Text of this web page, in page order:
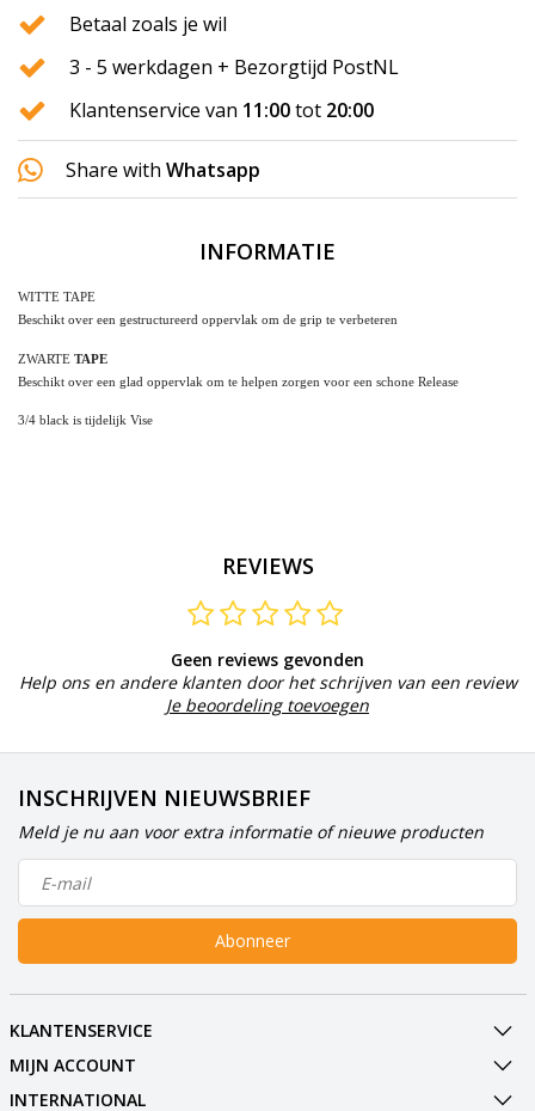
Betaal zoals je wil
3 - 5 werkdagen + Bezorgtijd PostNL
Klantenservice van 11:00tot 20:00
Share with Whatsapp
INFORMATIE
WITTE TAPE
Beschikt over een gestructureerd oppervlak om de grip te verbeteren
ZWARTE TAPE
Beschikt over een glad oppervlak om te helpen zorgen voor een schone Release
3/4 black is tijdelijk Vise
REVIEWS
Geen reviews gevonden
Help ons en andere klanten door het schrijven van een review
Je beoordeling toevoegen
INSCHRIJVEN NIEUWSBRIEF
Meld je nu aan voor extra informatie of nieuwe producten
Abonneer
KLANTENSERVICE
MIJN ACCOUNT
INTERNATIONAL